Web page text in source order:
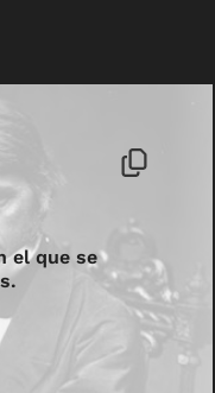
el que se